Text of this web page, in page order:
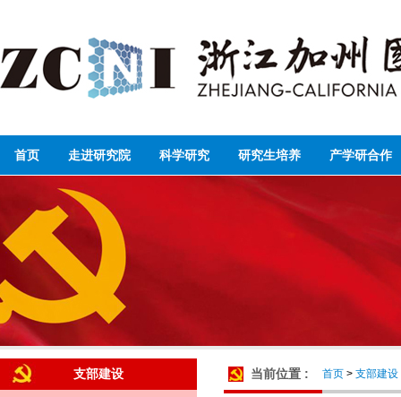
首页 走进研究院 科学研究 研究生培养 产学研合作
支部建设 当前位置 : 首页 > 支部建设